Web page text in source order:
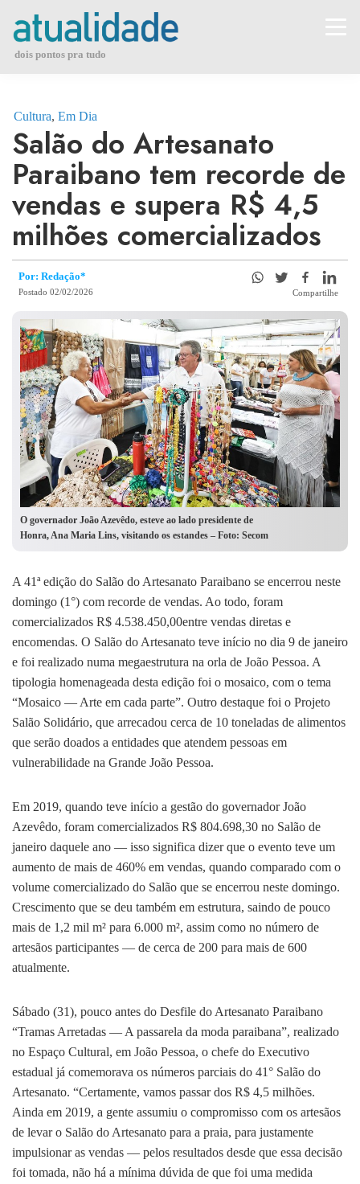
contentdois pontos pra tudo
Cultura, Em Dia
Salão do Artesanato
Paraibano tem recorde de
vendas e supera R$ 4,5
milhões comercializados
Por: Redação*
Postado 02/02/2026 Compartilhe
O governador João Azevêdo, esteve ao lado presidente de
Honra, Ana Maria Lins, visitando os estandes – Foto: Secom
A 41ª edição do Salão do Artesanato Paraibano se encerrou neste
domingo (1°) com recorde de vendas. Ao todo, foram
comercializados R$ 4.538.450,00entre vendas diretas e
encomendas. O Salão do Artesanato teve início no dia 9 de janeiro
e foi realizado numa megaestrutura na orla de João Pessoa. A
tipologia homenageada desta edição foi o mosaico, com o tema
“Mosaico — Arte em cada parte”. Outro destaque foi o Projeto
Salão Solidário, que arrecadou cerca de 10 toneladas de alimentos
que serão doados a entidades que atendem pessoas em
vulnerabilidade na Grande João Pessoa.
Em 2019, quando teve início a gestão do governador João
Azevêdo, foram comercializados R$ 804.698,30 no Salão de
janeiro daquele ano — isso significa dizer que o evento teve um
aumento de mais de 460% em vendas, quando comparado com o
volume comercializado do Salão que se encerrou neste domingo.
Crescimento que se deu também em estrutura, saindo de pouco
mais de 1,2 mil m² para 6.000 m², assim como no número de
artesãos participantes — de cerca de 200 para mais de 600
atualmente.
Sábado (31), pouco antes do Desfile do Artesanato Paraibano
“Tramas Arretadas — A passarela da moda paraibana”, realizado
no Espaço Cultural, em João Pessoa, o chefe do Executivo
estadual já comemorava os números parciais do 41° Salão do
Artesanato. “Certamente, vamos passar dos R$ 4,5 milhões.
Ainda em 2019, a gente assumiu o compromisso com os artesãos
de levar o Salão do Artesanato para a praia, para justamente
impulsionar as vendas — pelos resultados desde que essa decisão
foi tomada, não há a mínima dúvida de que foi uma medida